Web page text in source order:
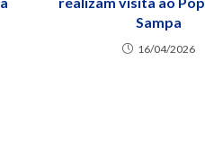
Sampa
16/04/2026